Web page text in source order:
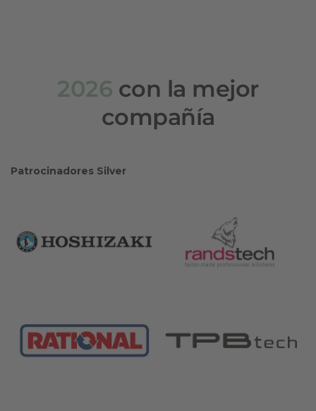
2026 con la mejor
compañía
Patrocinadores Silver